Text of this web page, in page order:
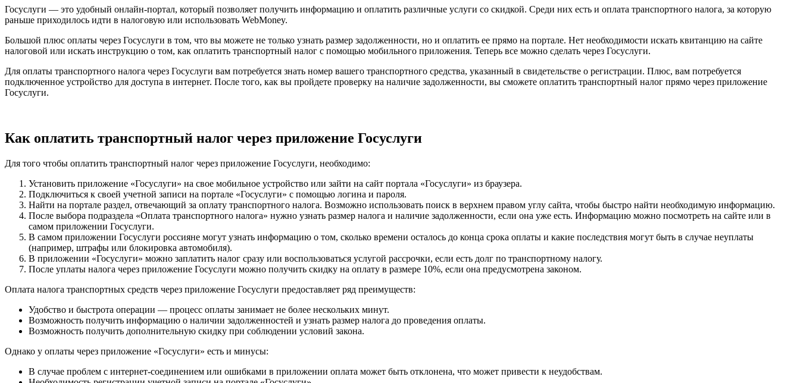
Госуслуги — это удобный онлайн-портал, который позволяет получить информацию и оплатить различные услуги со скидкой. Среди них есть и оплата транспортного налога, за которую
раньше приходилось идти в налоговую или использовать WebMoney.
Большой плюс оплаты через Госуслуги в том, что вы можете не только узнать размер задолженности, но и оплатить ее прямо на портале. Нет необходимости искать квитанцию на сайте
налоговой или искать инструкцию о том, как оплатить транспортный налог с помощью мобильного приложения. Теперь все можно сделать через Госуслуги.
Для оплаты транспортного налога через Госуслуги вам потребуется знать номер вашего транспортного средства, указанный в свидетельстве о регистрации. Плюс, вам потребуется
подключенное устройство для доступа в интернет. После того, как вы пройдете проверку на наличие задолженности, вы сможете оплатить транспортный налог прямо через приложение
Госуслуги.
Как оплатить транспортный налог через приложение Госуслуги
Для того чтобы оплатить транспортный налог через приложение Госуслуги, необходимо:
Установить приложение «Госуслуги» на свое мобильное устройство или зайти на сайт портала «Госуслуги» из браузера.
Подключиться к своей учетной записи на портале «Госуслуги» с помощью логина и пароля.
Найти на портале раздел, отвечающий за оплату транспортного налога. Возможно использовать поиск в верхнем правом углу сайта, чтобы быстро найти необходимую информацию.
После выбора подраздела «Оплата транспортного налога» нужно узнать размер налога и наличие задолженности, если она уже есть. Информацию можно посмотреть на сайте или в
самом приложении Госуслуги.
В самом приложении Госуслуги россияне могут узнать информацию о том, сколько времени осталось до конца срока оплаты и какие последствия могут быть в случае неуплаты
(например, штрафы или блокировка автомобиля).
В приложении «Госуслуги» можно заплатить налог сразу или воспользоваться услугой рассрочки, если есть долг по транспортному налогу.
После уплаты налога через приложение Госуслуги можно получить скидку на оплату в размере 10%, если она предусмотрена законом.
Оплата налога транспортных средств через приложение Госуслуги предоставляет ряд преимуществ:
Удобство и быстрота операции — процесс оплаты занимает не более нескольких минут.
Возможность получить информацию о наличии задолженностей и узнать размер налога до проведения оплаты.
Возможность получить дополнительную скидку при соблюдении условий закона.
Однако у оплаты через приложение «Госуслуги» есть и минусы:
В случае проблем с интернет-соединением или ошибками в приложении оплата может быть отклонена, что может привести к неудобствам.